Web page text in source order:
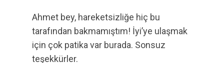
Ahmet bey, hareketsizliğe hiç bu
tarafından bakmamıştım! İyi’ye ulaşmak
için çok patika var burada. Sonsuz
teşekkürler.